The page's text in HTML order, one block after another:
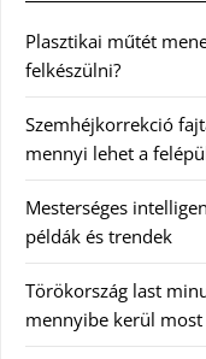
Plasztikai műtét
felkészülni?
Szemhéjkorrekció
mennyi lehet a
Mesterséges
példák és trendek
Törökország last
mennyibe kerül